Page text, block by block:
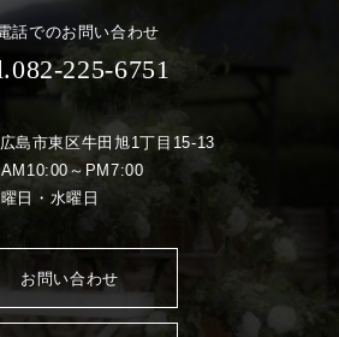
話でのお問い合わせ
225-6751
島市東区牛田旭1丁目15-13
～PM7:00
日・水曜日
お問い合わせ